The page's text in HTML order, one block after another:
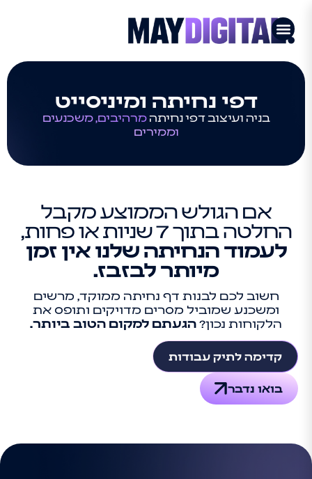
דפי נחיתה ומיניסייט
בניה ועיצוב דפי נחיתהמרהיבים, משכנעים
וממירים
אם הגולש הממוצע מקבל
החלטה בתוך 7 שניות או פחות,
לעמוד הנחיתה שלנו אין זמן
מיותר לבזבז.
חשוב לכם לבנות דף נחיתה ממוקד, מרשים
ומשכנע שמוביל מסרים מדויקים ותופס את
הלקוחות נכון?הגעתם למקום הטוב ביותר.
קדימה לתיק עבודות
בואו נדבר